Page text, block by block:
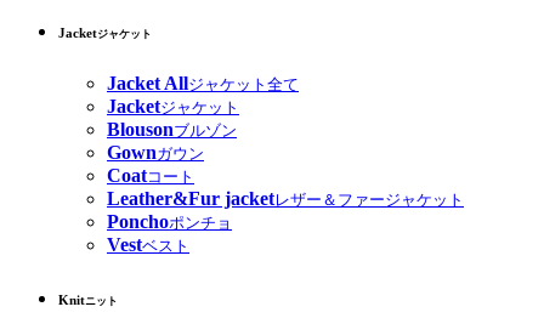
Jacketジャケット
Jacket Allジャケット全て
Jacketジャケット
Blousonブルゾン
Gownガウン
Coatコート
Leather&Fur jacketレザー＆ファージャケット
Ponchoポンチョ
Vestベスト
Knitニット